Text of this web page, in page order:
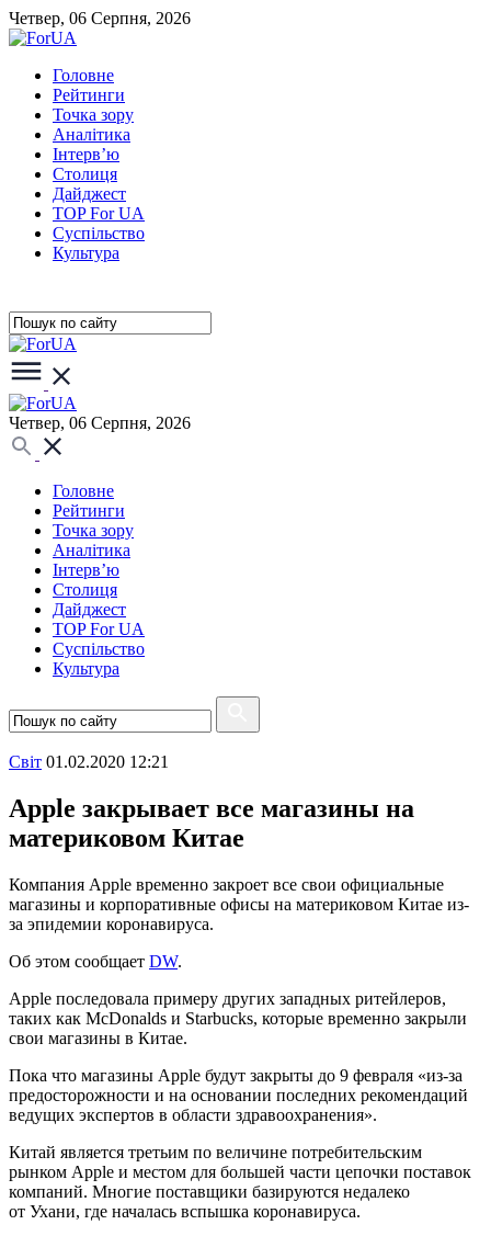
Четвер, 06 Серпня, 2026
Головне
Рейтинги
Точка зору
Аналітика
Інтерв’ю
Столиця
Дайджест
TOP For UA
Суспiльство
Культура
Четвер, 06 Серпня, 2026
Головне
Рейтинги
Точка зору
Аналітика
Інтерв’ю
Столиця
Дайджест
TOP For UA
Суспiльство
Культура
Свiт 01.02.2020 12:21
Apple закрывает все магазины на
материковом Китае
Компания Apple временно закроет все свои официальные
магазины и корпоративные офисы на материковом Китае из-
за эпидемии коронавируса.
Об этом сообщает DW.
Apple последовала примеру других западных ритейлеров,
таких как McDonalds и Starbucks, которые временно закрыли
свои магазины в Китае.
Пока что магазины Apple будут закрыты до 9 февраля «из-за
предосторожности и на основании последних рекомендаций
ведущих экспертов в области здравоохранения».
Китай является третьим по величине потребительским
рынком Apple и местом для большей части цепочки поставок
компаний. Многие поставщики базируются недалеко
от Ухани, где началась вспышка коронавируса.